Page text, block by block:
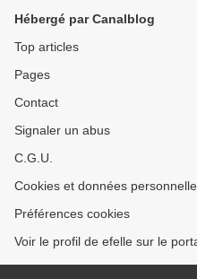
Hébergé par Canalblog
Top articles
Pages
Contact
Signaler un abus
C.G.U.
Cookies et données
Préférences cookies
Voir le profil de efelle sur le